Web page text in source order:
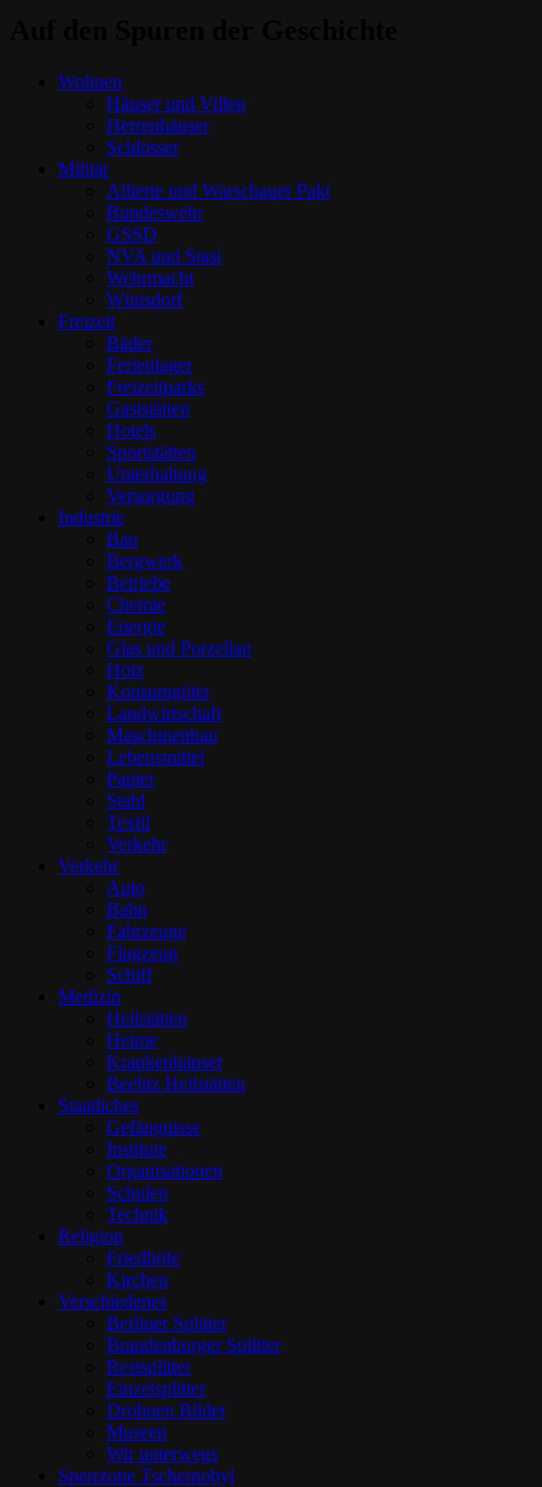
Wohnen
Häuser und Villen
Herrenhäuser
Schlösser
Militär
Allierte und Warschauer Pakt
Bundeswehr
GSSD
NVA und Stasi
Wehrmacht
Wünsdorf
Freizeit
Bäder
Ferienlager
Freizeitparks
Gaststätten
Hotels
Sportstätten
Unterhaltung
Versorgung
Industrie
Bau
Bergwerk
Betriebe
Chemie
Energie
Glas und Porzellan
Holz
Konsumgüter
Landwirtschaft
Maschinenbau
Lebensmittel
Papier
Stahl
Textil
Verkehr
Verkehr
Auto
Bahn
Fahrzeuge
Flugzeug
Schiff
Medizin
Heilstätten
Heime
Krankenhäuser
Beelitz Heilstätten
Staatliches
Gefängnisse
Institute
Organisationen
Schulen
Technik
Religion
Friedhöfe
Kirchen
Verschiedenes
Berliner Splitter
Brandenburger Splitter
Restsplitter
Einzelsplitter
Drohnen Bilder
Museen
Wir unterwegs
Sperrzone Tschernobyl